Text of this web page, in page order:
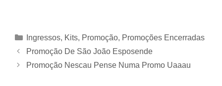
Categorias
Ingressos, Kits, Promoção, Promoções Encerradas
Promoção De São João Esposende
Promoção Nescau Pense Numa Promo Uaaau